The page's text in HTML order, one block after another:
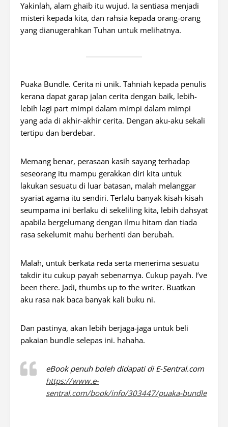
Yakinlah, alam ghaib itu wujud. Ia sentiasa menjadi
misteri kepada kita, dan rahsia kepada orang-orang
yang dianugerahkan Tuhan untuk melihatnya.
Puaka Bundle. Cerita ni unik. Tahniah kepada penulis
kerana dapat garap jalan cerita dengan baik, lebih-
lebih lagi part mimpi dalam mimpi dalam mimpi
yang ada di akhir-akhir cerita. Dengan aku-aku sekali
tertipu dan berdebar.
Memang benar, perasaan kasih sayang terhadap
seseorang itu mampu gerakkan diri kita untuk
lakukan sesuatu di luar batasan, malah melanggar
syariat agama itu sendiri. Terlalu banyak kisah-kisah
seumpama ini berlaku di sekeliling kita, lebih dahsyat
apabila bergelumang dengan ilmu hitam dan tiada
rasa sekelumit mahu berhenti dan berubah.
Malah, untuk berkata reda serta menerima sesuatu
takdir itu cukup payah sebenarnya. Cukup payah. I’ve
been there. Jadi, thumbs up to the writer. Buatkan
aku rasa nak baca banyak kali buku ni.
Dan pastinya, akan lebih berjaga-jaga untuk beli
pakaian bundle selepas ini. hahaha.
eBook penuh boleh didapati di E-Sentral.com
https://www.e-
sentral.com/book/info/303447/puaka-bundle